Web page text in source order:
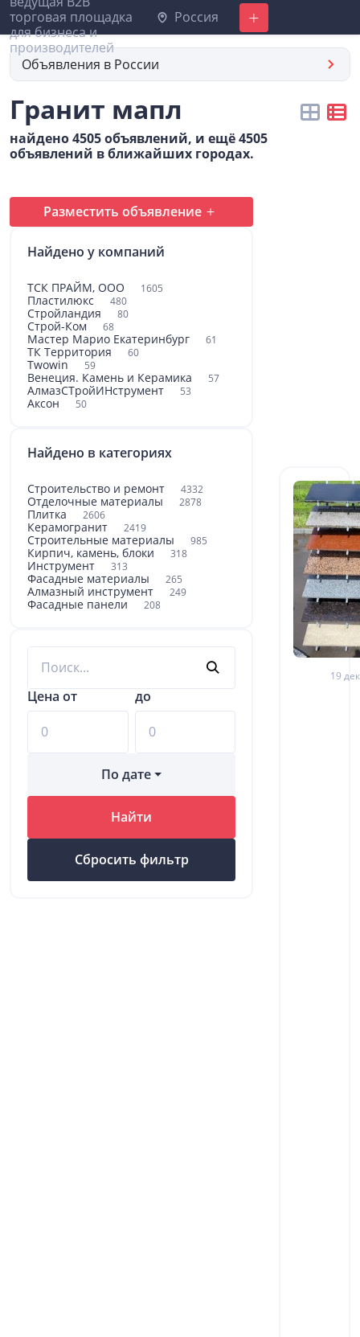
Россия Добавить
Объявления в России
Гранит мапл
найдено 4505 объявлений, и ещё 4505
объявлений в ближайших городах.
Разместить объявление
Найдено у компаний
ТСК ПРАЙМ, ООО 1605
Пластилюкс 480
Стройландия 80
Строй-Ком 68
Мастер Марио Екатеринбург 61
ТК Территория 60
Twowin 59
Венеция. Камень и Керамика 57
АлмазСТройИНструмент 53
Аксон 50
Найдено в категориях
Строительство и ремонт 4332
Отделочные материалы 2878
Плитка 2606
Керамогранит 2419
Строительные материалы 985
Кирпич, камень, блоки 318
Инструмент 313
Фасадные материалы 265
Алмазный инструмент 249
Фасадные панели 208
Цена от до
По дате
Найти
Сбросить фильтр
19